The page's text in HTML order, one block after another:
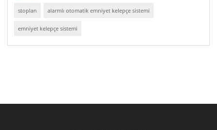
stoplan alarmlı otomatik emniyet kelepçe sistemi
emniyet kelepçe sistemi